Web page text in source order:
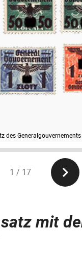
des Generalgouvernements
1 / 17
mit